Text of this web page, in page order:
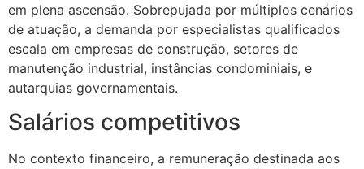
em plena ascensão. Sobrepujada por múltiplos cenários
de atuação, a demanda por especialistas qualificados
escala em empresas de construção, setores de
manutenção industrial, instâncias condominiais, e
autarquias governamentais.
Salários competitivos
No contexto financeiro, a remuneração destinada aos